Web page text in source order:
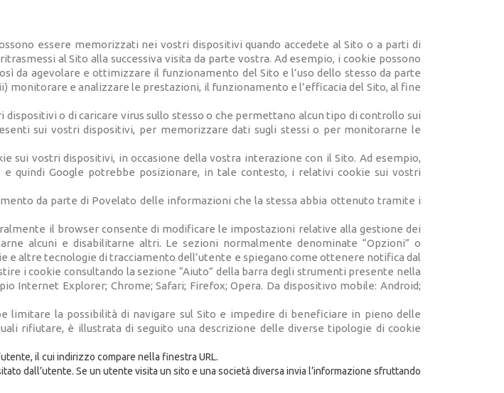
essere memorizzati nei vostri dispositivi quando accedete al Sito o a parti di
al Sito alla successiva visita da parte vostra. Ad esempio, i cookie possono
da agevolare e ottimizzare il funzionamento del Sito e l’uso dello stesso da parte
monitorare e analizzare le prestazioni, il funzionamento e l’efficacia del Sito, al fine
o di caricare virus sullo stesso o che permettano alcun tipo di controllo sui
sui vostri dispositivi, per memorizzare dati sugli stessi o per monitorarne le
vostri dispositivi, in occasione della vostra interazione con il Sito. Ad esempio,
quindi Google potrebbe posizionare, in tale contesto, i relativi cookie sui vostri
da parte di Povelato delle informazioni che la stessa abbia ottenuto tramite i
il browser consente di modificare le impostazioni relative alla gestione dei
alcuni e disabilitarne altri. Le sezioni normalmente denominate “Opzioni” o
altre tecnologie di tracciamento dell’utente e spiegano come ottenere notifica dal
i cookie consultando la sezione “Aiuto” della barra degli strumenti presente nella
Explorer; Chrome; Safari; Firefox; Opera. Da dispositivo mobile: Android;
la possibilità di navigare sul Sito e impedire di beneficiare in pieno delle
rifiutare, è illustrata di seguito una descrizione delle diverse tipologie di cookie
il cui indirizzo compare nella finestra URL.
dall’utente. Se un utente visita un sito e una società diversa invia l’informazione sfruttando